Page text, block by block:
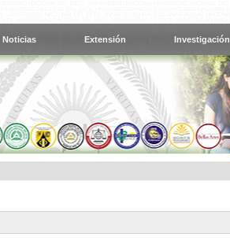
Noticias Extensión Investigación